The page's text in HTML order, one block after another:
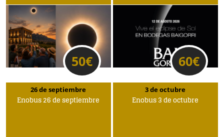
50€ 60€
26 de septiembre
Enobus 26 de septiembre
3 de octubre
Enobus 3 de octubre